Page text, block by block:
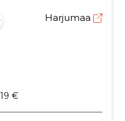
Harjumaa
€